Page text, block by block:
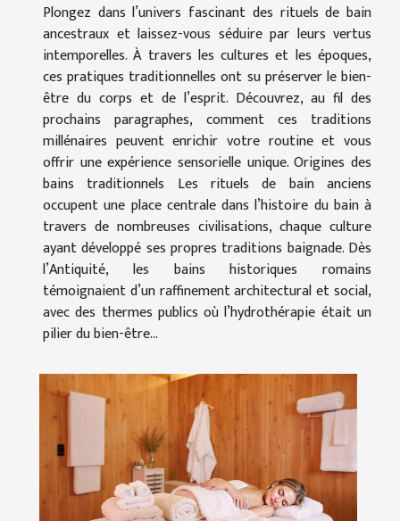
Plongez dans l’univers fascinant des rituels de bain
ancestraux et laissez-vous séduire par leurs vertus
intemporelles. À travers les cultures et les époques,
ces pratiques traditionnelles ont su préserver le bien-
être du corps et de l’esprit. Découvrez, au fil des
prochains paragraphes, comment ces traditions
millénaires peuvent enrichir votre routine et vous
offrir une expérience sensorielle unique. Origines des
bains traditionnels Les rituels de bain anciens
occupent une place centrale dans l’histoire du bain à
travers de nombreuses civilisations, chaque culture
ayant développé ses propres traditions baignade. Dès
l’Antiquité, les bains historiques romains
témoignaient d’un raffinement architectural et social,
avec des thermes publics où l’hydrothérapie était un
pilier du bien-être...